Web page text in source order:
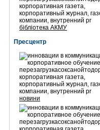
бібліотека АКМУ
Пресцентр
новини